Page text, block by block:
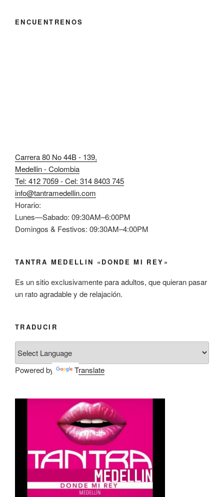
ENCUENTRENOS
Carrera 80 No 44B - 139,
Medellin - Colombia
Tel: 412 7059 - Cel: 314 8403 745
info@tantramedellin.com
Horario:
Lunes—Sabado: 09:30AM–6:00PM
Domingos & Festivos: 09:30AM–4:00PM
TANTRA MEDELLIN «DONDE MI REY»
Es un sitio exclusivamente para adultos, que quieran pasar
un rato agradable y de relajación.
TRADUCIR
Powered by Translate